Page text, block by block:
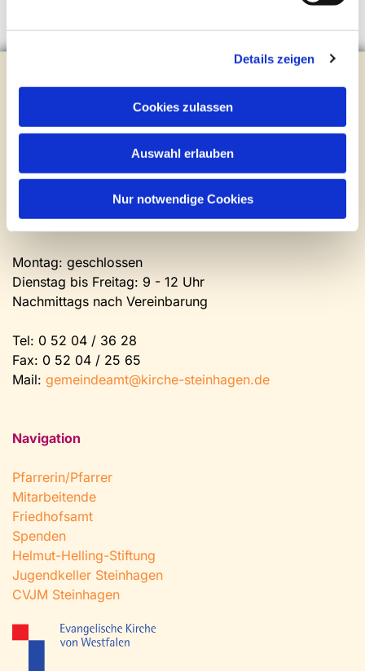
Details zeigen
Cookies zulassen
Auswahl erlauben
Nur notwendige Cookies
Brockhagener Straße 28 | 33803 Steinhagen
0 52 04 / 36 28
Mail:gemeindeamt@kirche-steinhagen.de
Newsletter abonnieren
Kontakt und Öffnungszeiten
Gemeinde- und Friedhofsamt
Montag: geschlossen
Dienstag bis Freitag: 9 - 12 Uhr
Nachmittags nach Vereinbarung
Tel: 0 52 04 / 36 28
Fax: 0 52 04 / 25 65
Mail: gemeindeamt@kirche-steinhagen.de
Navigation
Pfarrerin/Pfarrer
Mitarbeitende
Friedhofsamt
Spenden
Helmut-Helling-Stiftung
Jugendkeller Steinhagen
CVJM Steinhagen